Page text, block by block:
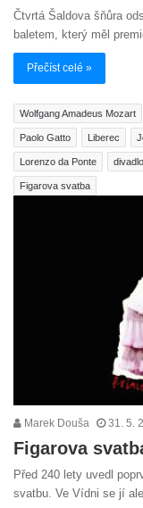
Čtvrtá Šaldova šňůra
baletem, který měl
Přečíst celé »
Wolfgang Amadeus Mozart
Paolo Gatto Liberec
Lorenzo da Ponte
Figarova svatba
Marek Douša 31. 5.
Figarova
Před 240 lety uvedl
svatbu. Ve Vídni se jí